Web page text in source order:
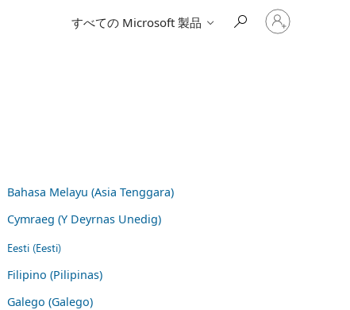
すべての Microsoft 製品
ア
カ
Bahasa Melayu (Asia Tenggara)
Cymraeg (Y Deyrnas Unedig)
Eesti (Eesti)
Filipino (Pilipinas)
Galego (Galego)